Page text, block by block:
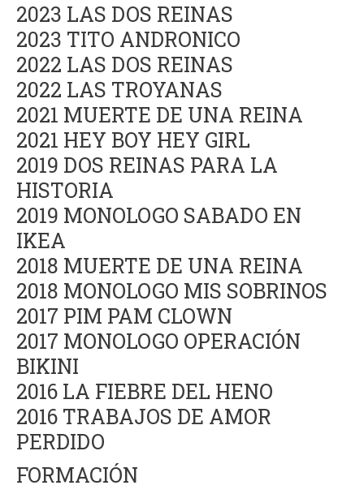
2023 LAS DOS REINAS
2023 TITO ANDRONICO
2022 LAS DOS REINAS
2022 LAS TROYANAS
2021 MUERTE DE UNA REINA
2021 HEY BOY HEY GIRL
2019 DOS REINAS PARA LA
HISTORIA
2019 MONOLOGO SABADO EN
IKEA
2018 MUERTE DE UNA REINA
2018 MONOLOGO MIS SOBRINOS
2017 PIM PAM CLOWN
2017 MONOLOGO OPERACIÓN
BIKINI
2016 LA FIEBRE DEL HENO
2016 TRABAJOS DE AMOR
PERDIDO
FORMACIÓN